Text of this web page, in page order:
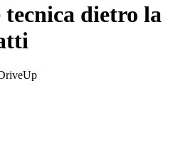
dietro la